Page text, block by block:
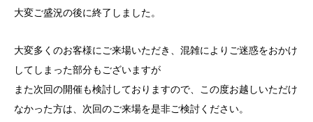
大変ご盛況の後に終了しました。
大変多くのお客様にご来場いただき、混雑によりご迷惑をおかけ
してしまった部分もございますが
また次回の開催も検討しておりますので、この度お越しいただけ
なかった方は、次回のご来場を是非ご検討ください。